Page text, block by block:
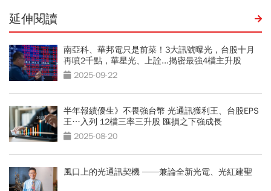
延伸閱讀
南亞科、華邦電只是前菜！3大訊號曝光，台股十月
再噴2千點，華星光、上詮...揭密最強4檔主升股
2025-09-22
半年報績優生》不畏強台幣 光通訊獲利王、台股EPS
王…入列 12檔三率三升股 匯損之下強成長
2025-08-20
風口上的光通訊契機 ——兼論全新光電、光紅建聖